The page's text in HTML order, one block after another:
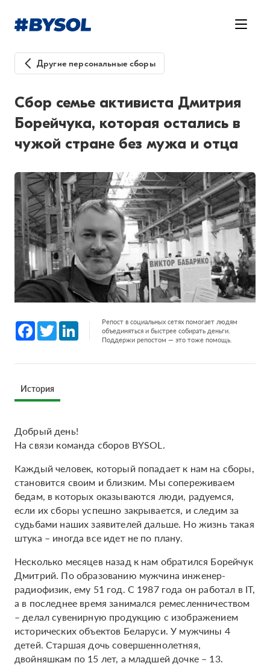
Другие персональные сборы
Сбор семье активиста Дмитрия
Борейчука, которая остались в
чужой стране без мужа и отца
Facebook
Twitter LinkedInРепост в социальных сетях помогает людям
объединяться и быстрее собирать деньги.
Поддержи репостом — это тоже помощь.
История
Добрый день!
На связи команда сборов BYSOL.
Каждый человек, который попадает к нам на сборы,
становится своим и близким. Мы сопереживаем
бедам, в которых оказываются люди, радуемся,
если их сборы успешно закрывается, и следим за
судьбами наших заявителей дальше. Но жизнь такая
штука – иногда все идет не по плану.
Несколько месяцев назад к нам обратился Борейчук
Дмитрий. По образованию мужчина инженер-
радиофизик, ему 51 год. С 1987 года он работал в IT,
а в последнее время занимался ремесленничеством
– делал сувенирную продукцию с изображением
исторических объектов Беларуси. У мужчины 4
детей. Старшая дочь совершеннолетняя,
двойняшкам по 15 лет, а младшей дочке – 13.